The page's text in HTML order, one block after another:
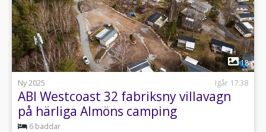
1
18
Ny 2025
Igår 17:38
ABI Westcoast 32 fabriksny villavagn
på härliga Almöns camping
6 bäddar